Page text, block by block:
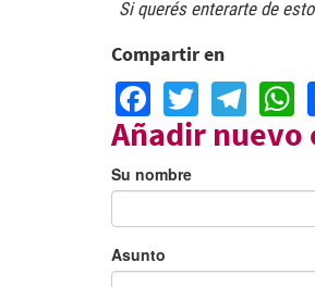
Si querés enterarte de
Compartir en
Facebook
Twitter
Añadir
Su nombre
Asunto